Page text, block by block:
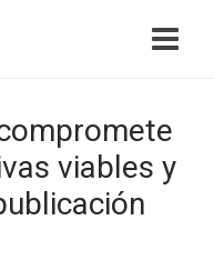
viables y